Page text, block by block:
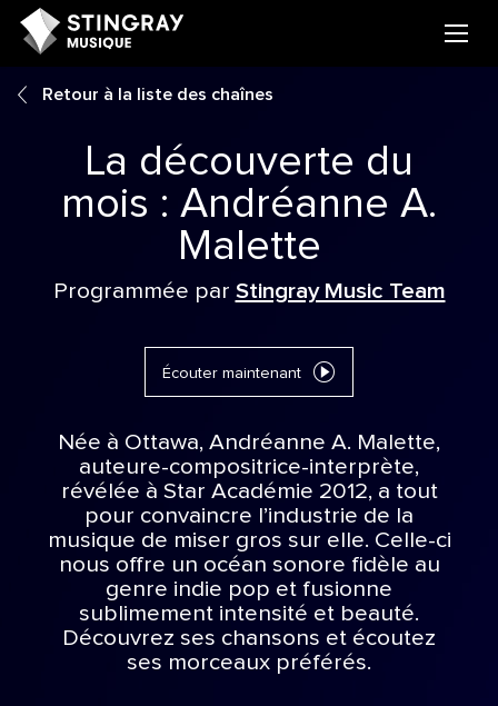
Retour à la liste des chaînes
La découverte du
mois : Andréanne A.
Malette
Programmée par Stingray Music Team
Écouter maintenant
Née à Ottawa, Andréanne A. Malette,
auteure-compositrice-interprète,
révélée à Star Académie 2012, a tout
pour convaincre l’industrie de la
musique de miser gros sur elle. Celle-ci
nous offre un océan sonore fidèle au
genre indie pop et fusionne
sublimement intensité et beauté.
Découvrez ses chansons et écoutez
ses morceaux préférés.